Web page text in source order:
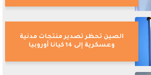
الصين تحظر تصدير منتجات مدنية
وعسكرية إلى 14 كيانا أوروبيا